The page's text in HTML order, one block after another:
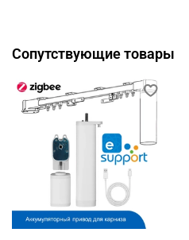
Сопутствующие товары